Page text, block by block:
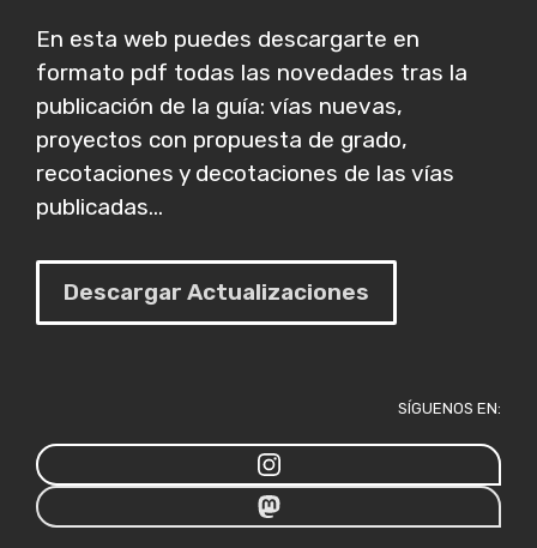
En esta web puedes descargarte en
formato pdf todas las novedades tras la
publicación de la guía: vías nuevas,
proyectos con propuesta de grado,
recotaciones y decotaciones de las vías
publicadas...
Descargar Actualizaciones
SÍGUENOS EN: